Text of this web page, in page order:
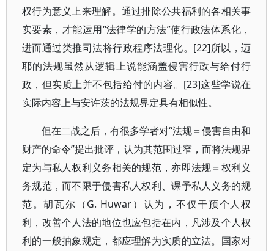
权行为意义上来理解。通过排除公共福利的各相关事
实要素，才能运用“法律学的方法”使行政法体系化，
进而通过类推司法将行政程序法理化。[22]所以，迈
耶的法规虽然从逻辑上说能涵盖侵害行政与给付行
政，但实质上并不包括给付的内容。[23]这些学说在
实际内容上与安许茨的法规界定具有相似性。
但在二战之后，有很多学者对“法规＝侵害自由和
财产的命令”提出批评，认为其范围过窄，而将法规界
定为与私人权利义务相关的规范，亦即法规＝权利义
务规范，而不限于侵害私人权利、课予私人义务的规
范。胡瓦尔（G. Huwar）认为，不仅干预个人权
利，改善个人法的地位也应包括在内，凡涉及个人权
利的一般抽象规定，都应理解为实质的立法。国家对